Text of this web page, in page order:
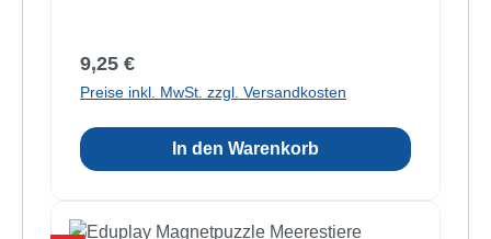
Regulärer Preis:
9,25 €
Preise inkl. MwSt. zzgl. Versandkosten
In den Warenkorb